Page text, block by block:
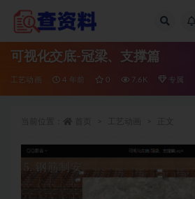
可视化交底-冠梁、支撑篇
工艺动画 4 年前 0 7.6K 专属